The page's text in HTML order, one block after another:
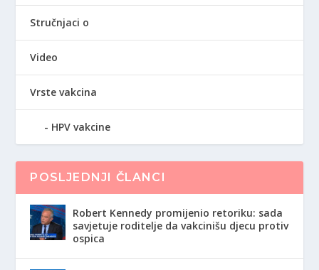
Stručnjaci o
Video
Vrste vakcina
HPV vakcine
POSLJEDNJI ČLANCI
Robert Kennedy promijenio retoriku: sada
savjetuje roditelje da vakcinišu djecu protiv
ospica